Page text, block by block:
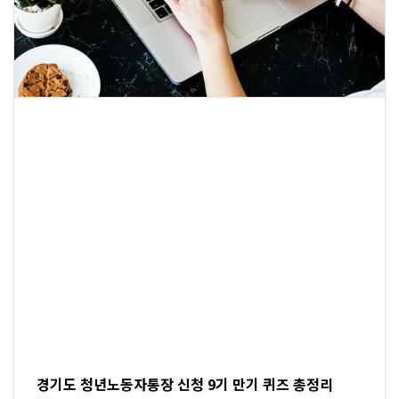
경기도 청년노동자통장 신청 9기 만기 퀴즈 총정리